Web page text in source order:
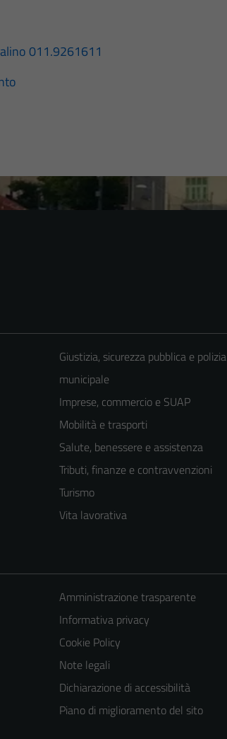
011.9261611
Giustizia, sicurezza pubblica e polizia
municipale
Imprese, commercio e SUAP
Mobilità e trasporti
Salute, benessere e assistenza
Tributi, finanze e contravvenzioni
Turismo
Vita lavorativa
Amministrazione trasparente
Informativa privacy
Cookie Policy
Note legali
Dichiarazione di accessibilità
Piano di miglioramento del sito
Tecnici
Questi cookie
sono necessari
funzionamento